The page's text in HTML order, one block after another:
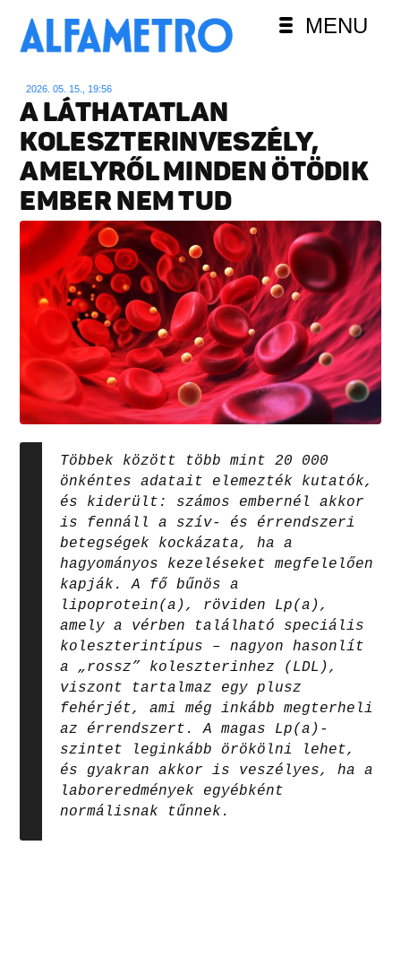
MENU
2026. 05. 15., 19:56
A LÁTHATATLAN
KOLESZTERINVESZÉLY,
AMELYRŐL MINDEN ÖTÖDIK
EMBER NEM TUD
Többek között több mint 20 000
önkéntes adatait elemezték kutatók,
és kiderült: számos embernél akkor
is fennáll a szív- és érrendszeri
betegségek kockázata, ha a
hagyományos kezeléseket megfelelően
kapják. A fő bűnös a
lipoprotein(a), röviden Lp(a),
amely a vérben található speciális
koleszterintípus – nagyon hasonlít
a „rossz” koleszterinhez (LDL),
viszont tartalmaz egy plusz
fehérjét, ami még inkább megterheli
az érrendszert. A magas Lp(a)-
szintet leginkább örökölni lehet,
és gyakran akkor is veszélyes, ha a
laboreredmények egyébként
normálisnak tűnnek.